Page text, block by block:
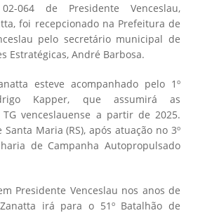
064 de Presidente Venceslau,
foi recepcionado na Prefeitura de
pelo secretário municipal de
Estratégicas, André Barbosa.
esteve acompanhado pelo 1º
Kapper, que assumirá as
venceslauense a partir de 2025.
Maria (RS), após atuação no 3º
de Campanha Autopropulsado
Presidente Venceslau nos anos de
irá para o 51º Batalhão de